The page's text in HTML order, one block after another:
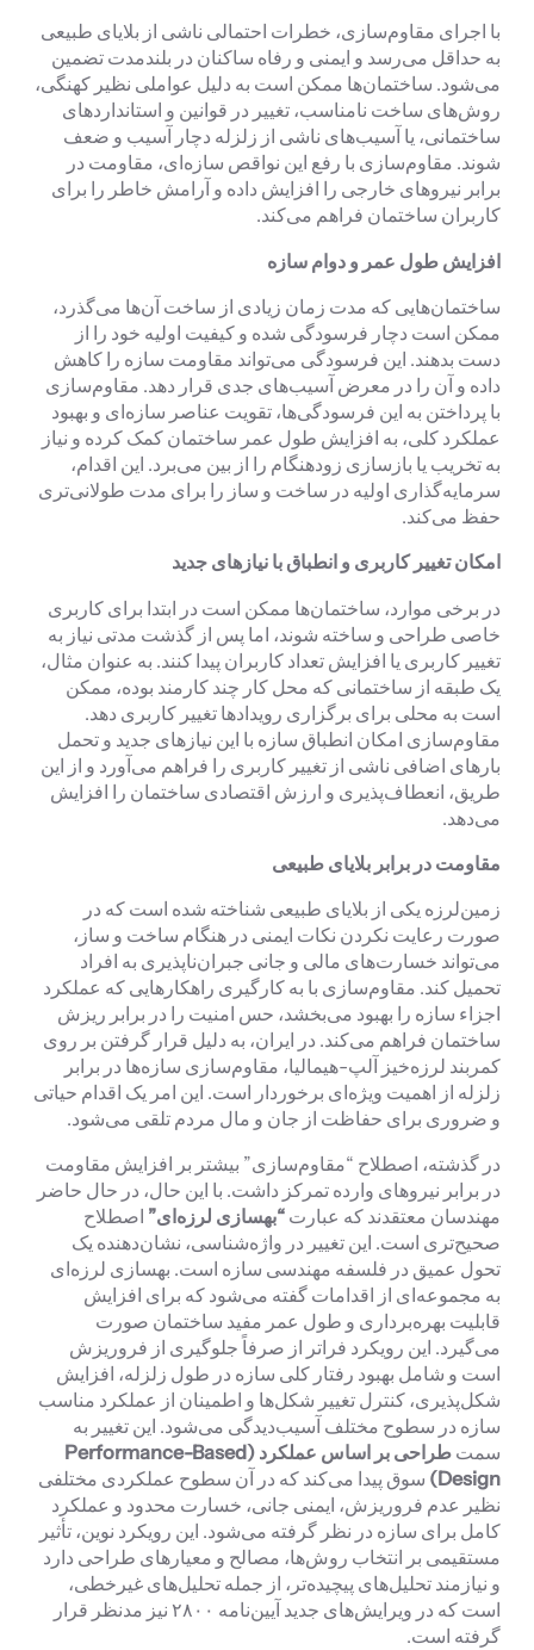
با اجرای مقاوم‌سازی، خطرات احتمالی ناشی از بلایای طبیعی
به حداقل می‌رسد و ایمنی و رفاه ساکنان در بلندمدت تضمین
می‌شود. ساختمان‌ها ممکن است به دلیل عواملی نظیر کهنگی،
روش‌های ساخت نامناسب، تغییر در قوانین و استانداردهای
ساختمانی، یا آسیب‌های ناشی از زلزله دچار آسیب و ضعف
شوند. مقاوم‌سازی با رفع این نواقص سازه‌ای، مقاومت در
برابر نیروهای خارجی را افزایش داده و آرامش خاطر را برای
کاربران ساختمان فراهم می‌کند.
افزایش طول عمر و دوام سازه
ساختمان‌هایی که مدت زمان زیادی از ساخت آن‌ها می‌گذرد،
ممکن است دچار فرسودگی شده و کیفیت اولیه خود را از
دست بدهند. این فرسودگی می‌تواند مقاومت سازه را کاهش
داده و آن را در معرض آسیب‌های جدی قرار دهد. مقاوم‌سازی
با پرداختن به این فرسودگی‌ها، تقویت عناصر سازه‌ای و بهبود
عملکرد کلی، به افزایش طول عمر ساختمان کمک کرده و نیاز
به تخریب یا بازسازی زودهنگام را از بین می‌برد. این اقدام،
سرمایه‌گذاری اولیه در ساخت و ساز را برای مدت طولانی‌تری
حفظ می‌کند.
امکان تغییر کاربری و انطباق با نیازهای جدید
در برخی موارد، ساختمان‌ها ممکن است در ابتدا برای کاربری
خاصی طراحی و ساخته شوند، اما پس از گذشت مدتی نیاز به
تغییر کاربری یا افزایش تعداد کاربران پیدا کنند. به عنوان مثال،
یک طبقه از ساختمانی که محل کار چند کارمند بوده، ممکن
است به محلی برای برگزاری رویدادها تغییر کاربری دهد.
مقاوم‌سازی امکان انطباق سازه با این نیازهای جدید و تحمل
بارهای اضافی ناشی از تغییر کاربری را فراهم می‌آورد و از این
طریق، انعطاف‌پذیری و ارزش اقتصادی ساختمان را افزایش
می‌دهد.
مقاومت در برابر بلایای طبیعی
زمین‌لرزه یکی از بلایای طبیعی شناخته شده است که در
صورت رعایت نکردن نکات ایمنی در هنگام ساخت و ساز،
می‌تواند خسارت‌های مالی و جانی جبران‌ناپذیری به افراد
تحمیل کند. مقاوم‌سازی با به کارگیری راهکارهایی که عملکرد
اجزاء سازه را بهبود می‌بخشد، حس امنیت را در برابر ریزش
ساختمان فراهم می‌کند. در ایران، به دلیل قرار گرفتن بر روی
کمربند لرزه‌خیز آلپ-هیمالیا، مقاوم‌سازی سازه‌ها در برابر
زلزله از اهمیت ویژه‌ای برخوردار است. این امر یک اقدام حیاتی
و ضروری برای حفاظت از جان و مال مردم تلقی می‌شود.
در گذشته، اصطلاح “مقاوم‌سازی” بیشتر بر افزایش مقاومت
در برابر نیروهای وارده تمرکز داشت. با این حال، در حال حاضر
مهندسان معتقدند که عبارت “بهسازی لرزه‌ای” اصطلاح
صحیح‌تری است. این تغییر در واژه‌شناسی، نشان‌دهنده یک
تحول عمیق در فلسفه مهندسی سازه است. بهسازی لرزه‌ای
به مجموعه‌ای از اقدامات گفته می‌شود که برای افزایش
قابلیت بهره‌برداری و طول عمر مفید ساختمان صورت
می‌گیرد. این رویکرد فراتر از صرفاً جلوگیری از فروریزش
است و شامل بهبود رفتار کلی سازه در طول زلزله، افزایش
شکل‌پذیری، کنترل تغییر شکل‌ها و اطمینان از عملکرد مناسب
سازه در سطوح مختلف آسیب‌دیدگی می‌شود. این تغییر به
سمت طراحی بر اساس عملکرد (Performance-Based
Design
) سوق پیدا می‌کند که در آن سطوح عملکردی مختلفی
نظیر عدم فروریزش، ایمنی جانی، خسارت محدود و عملکرد
کامل برای سازه در نظر گرفته می‌شود. این رویکرد نوین، تأثیر
مستقیمی بر انتخاب روش‌ها، مصالح و معیارهای طراحی دارد
و نیازمند تحلیل‌های پیچیده‌تر، از جمله تحلیل‌های غیرخطی،
است که در ویرایش‌های جدید آیین‌نامه ۲۸۰۰ نیز مدنظر قرار
گرفته است.